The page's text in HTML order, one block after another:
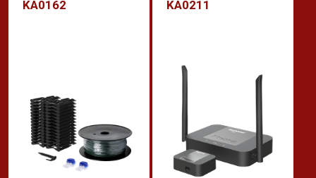
KA0162 KA0211